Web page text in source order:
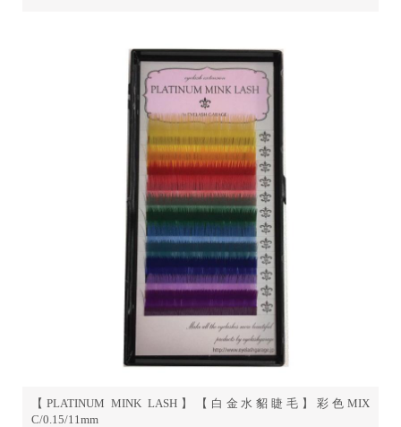
【PLATINUM MINK LASH】【白金水貂睫毛】彩色MIX
C/0.15/11mm